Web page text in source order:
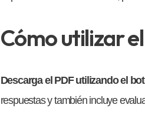
Cómo utilizar
Descarga el PDF utilizando el
respuestas y también incluye